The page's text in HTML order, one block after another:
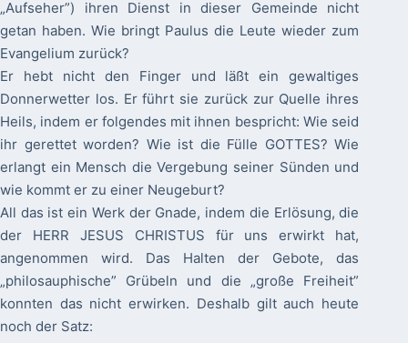
„Aufseher”) ihren Dienst in dieser Gemeinde nicht
getan haben. Wie bringt Paulus die Leute wieder zum
Evangelium zurück?
Er hebt nicht den Finger und läßt ein gewaltiges
Donnerwetter los. Er führt sie zurück zur Quelle ihres
Heils, indem er folgendes mit ihnen bespricht: Wie seid
ihr gerettet worden? Wie ist die Fülle GOTTES? Wie
erlangt ein Mensch die Vergebung seiner Sünden und
wie kommt er zu einer Neugeburt?
All das ist ein Werk der Gnade, indem die Erlösung, die
der HERR JESUS CHRISTUS für uns erwirkt hat,
angenommen wird. Das Halten der Gebote, das
„philosauphische” Grübeln und die „große Freiheit”
konnten das nicht erwirken. Deshalb gilt auch heute
noch der Satz: